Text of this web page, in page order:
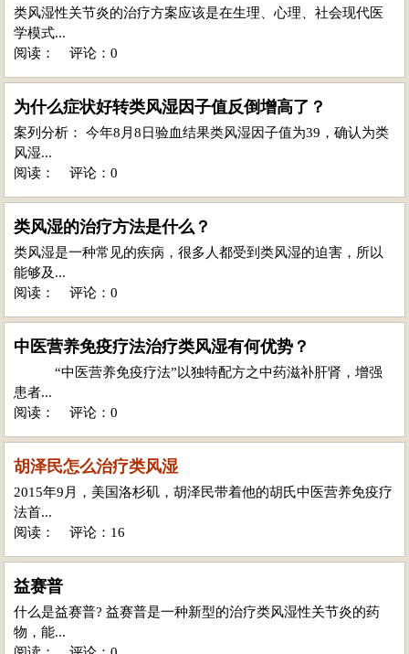
类风湿性关节炎的治疗方案应该是在生理、心理、社会现代医
学模式...
阅读：
评论：0
为什么症状好转类风湿因子值反倒增高了？
案列分析： 今年8月8日验血结果类风湿因子值为39，确认为类
风湿...
阅读：
评论：0
类风湿的治疗方法是什么？
类风湿是一种常见的疾病，很多人都受到类风湿的迫害，所以
能够及...
阅读：
评论：0
中医营养免疫疗法治疗类风湿有何优势？
“中医营养免疫疗法”以独特配方之中药滋补肝肾，增强
患者...
阅读：
评论：0
胡泽民怎么治疗类风湿
2015年9月，美国洛杉矶，胡泽民带着他的胡氏中医营养免疫疗
法首...
阅读：
评论：16
益赛普
什么是益赛普? 益赛普是一种新型的治疗类风湿性关节炎的药
物，能...